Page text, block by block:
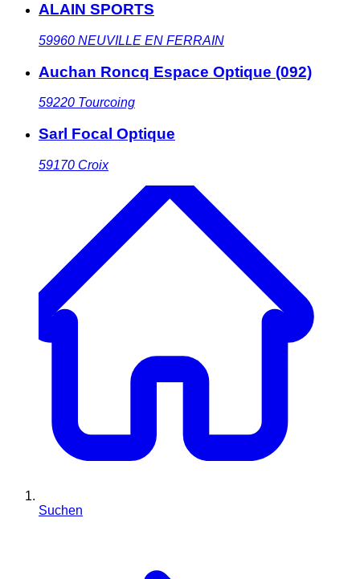
ALAIN SPORTS
59960 NEUVILLE EN FERRAIN
Auchan Roncq Espace Optique (092)
59220 Tourcoing
Sarl Focal Optique
59170 Croix
Suchen